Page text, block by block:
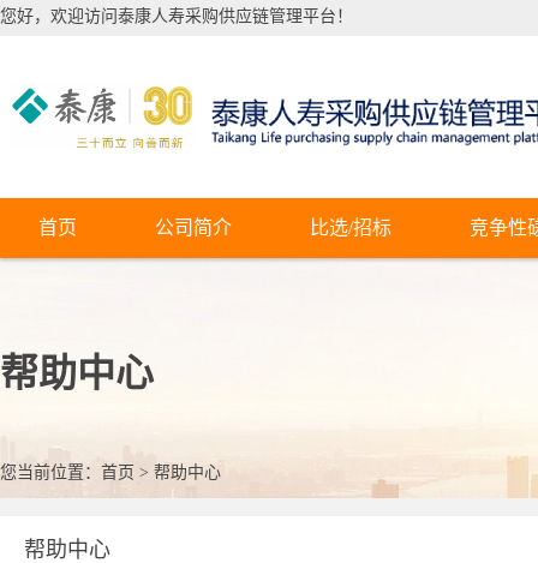
您好，欢迎访问泰康人寿采购供应链管理平台！
首页 公司简介 比选/招标 竞争性
帮助中心
您当前位置： 首页 > 帮助中心
帮助中心